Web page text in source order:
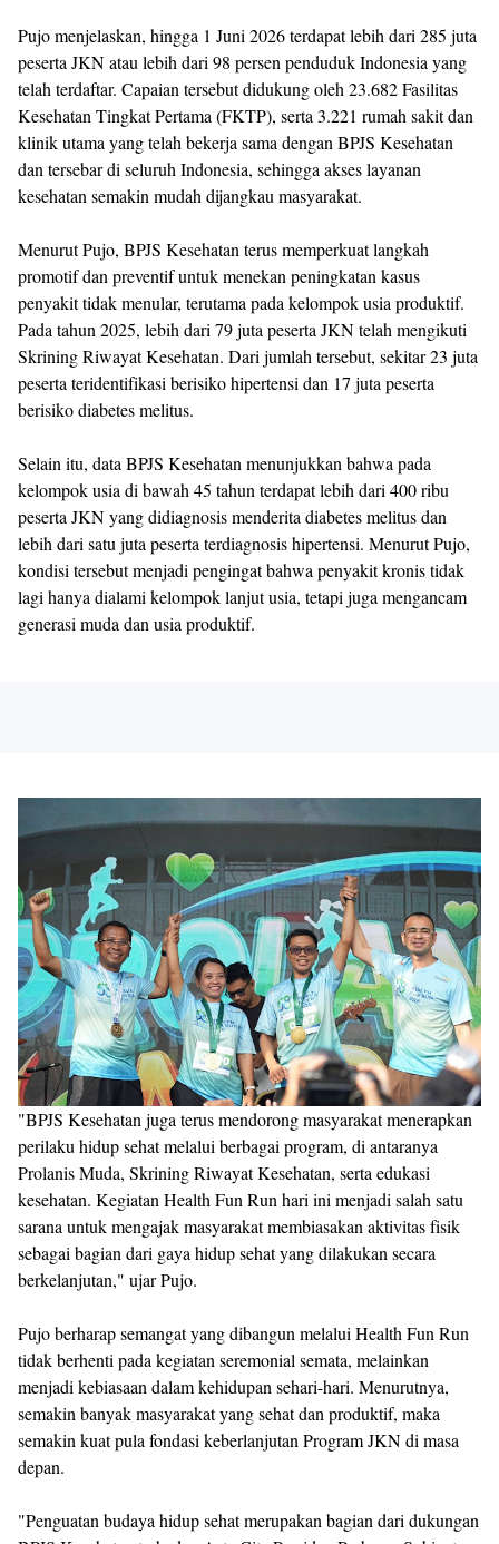
Pujo menjelaskan, hingga 1 Juni 2026 terdapat lebih dari 285 juta
peserta JKN atau lebih dari 98 persen penduduk Indonesia yang
telah terdaftar. Capaian tersebut didukung oleh 23.682 Fasilitas
Kesehatan Tingkat Pertama (FKTP), serta 3.221 rumah sakit dan
klinik utama yang telah bekerja sama dengan BPJS Kesehatan
dan tersebar di seluruh Indonesia, sehingga akses layanan
kesehatan semakin mudah dijangkau masyarakat.
Menurut Pujo, BPJS Kesehatan terus memperkuat langkah
promotif dan preventif untuk menekan peningkatan kasus
penyakit tidak menular, terutama pada kelompok usia produktif.
Pada tahun 2025, lebih dari 79 juta peserta JKN telah mengikuti
Skrining Riwayat Kesehatan. Dari jumlah tersebut, sekitar 23 juta
peserta teridentifikasi berisiko hipertensi dan 17 juta peserta
berisiko diabetes melitus.
Selain itu, data BPJS Kesehatan menunjukkan bahwa pada
kelompok usia di bawah 45 tahun terdapat lebih dari 400 ribu
peserta JKN yang didiagnosis menderita diabetes melitus dan
lebih dari satu juta peserta terdiagnosis hipertensi. Menurut Pujo,
kondisi tersebut menjadi pengingat bahwa penyakit kronis tidak
lagi hanya dialami kelompok lanjut usia, tetapi juga mengancam
generasi muda dan usia produktif.
"BPJS Kesehatan juga terus mendorong masyarakat menerapkan
perilaku hidup sehat melalui berbagai program, di antaranya
Prolanis Muda, Skrining Riwayat Kesehatan, serta edukasi
kesehatan. Kegiatan Health Fun Run hari ini menjadi salah satu
sarana untuk mengajak masyarakat membiasakan aktivitas fisik
sebagai bagian dari gaya hidup sehat yang dilakukan secara
berkelanjutan," ujar Pujo.
Pujo berharap semangat yang dibangun melalui Health Fun Run
tidak berhenti pada kegiatan seremonial semata, melainkan
menjadi kebiasaan dalam kehidupan sehari-hari. Menurutnya,
semakin banyak masyarakat yang sehat dan produktif, maka
semakin kuat pula fondasi keberlanjutan Program JKN di masa
depan.
"Penguatan budaya hidup sehat merupakan bagian dari dukungan